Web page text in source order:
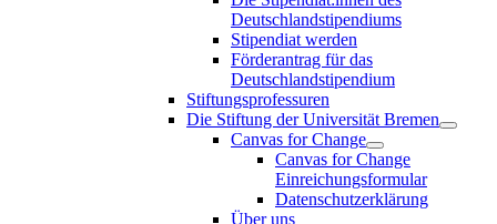
Deutschlandstipendiums
Stipendiat werden
Förderantrag für das
Deutschlandstipendium
Stiftungsprofessuren
Die Stiftung der Universität Bremen
Canvas for Change
Canvas for Change
Einreichungsformular
Datenschutzerklärung
Über uns